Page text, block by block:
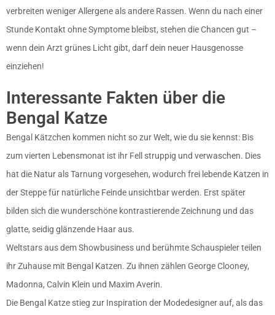
verbreiten weniger Allergene als andere Rassen. Wenn du nach einer
Stunde Kontakt ohne Symptome bleibst, stehen die Chancen gut –
wenn dein Arzt grünes Licht gibt, darf dein neuer Hausgenosse
einziehen!
Interessante Fakten über die
Bengal Katze
Bengal Kätzchen kommen nicht so zur Welt, wie du sie kennst: Bis
zum vierten Lebensmonat ist ihr Fell struppig und verwaschen. Dies
hat die Natur als Tarnung vorgesehen, wodurch frei lebende Katzen in
der Steppe für natürliche Feinde unsichtbar werden. Erst später
bilden sich die wunderschöne kontrastierende Zeichnung und das
glatte, seidig glänzende Haar aus.
Weltstars aus dem Showbusiness und berühmte Schauspieler teilen
ihr Zuhause mit Bengal Katzen. Zu ihnen zählen George Clooney,
Madonna, Calvin Klein und Maxim Averin.
Die Bengal Katze stieg zur Inspiration der Modedesigner auf, als das